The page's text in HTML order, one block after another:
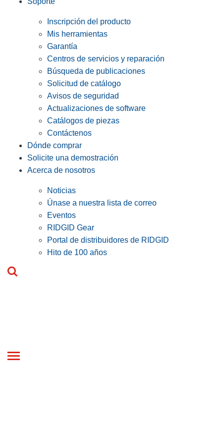
Inscripción del producto
Mis herramientas
Garantía
Centros de servicios y reparación
Búsqueda de publicaciones
Solicitud de catálogo
Avisos de seguridad
Actualizaciones de software
Catálogos de piezas
Contáctenos
Dónde comprar
Solicite una demostración
Acerca de nosotros
Noticias
Únase a nuestra lista de correo
Eventos
RIDGID Gear
Portal de distribuidores de RIDGID
Hito de 100 años
Toggle